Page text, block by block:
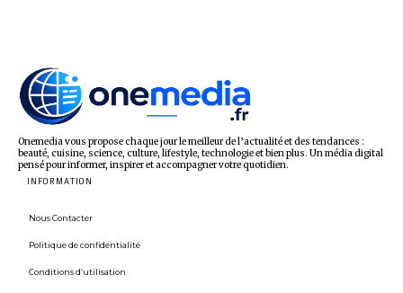
Onemedia vous propose chaque jour le meilleur de l’actualité et des tendances :
beauté, cuisine, science, culture, lifestyle, technologie et bien plus. Un média digital
pensé pour informer, inspirer et accompagner votre quotidien.
INFORMATION
Nous Contacter
Politique de confidentialité
Conditions d’utilisation